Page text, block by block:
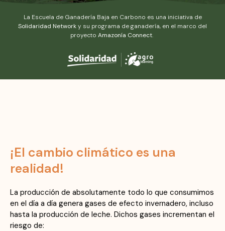
La Escuela de Ganadería Baja en Carbono es una iniciativa de
Solidaridad Networky su programa de ganadería, en el marco del
proyecto Amazonía Connect.
¡El cambio climático es una
realidad!
La producción de absolutamente todo lo que consumimos
en el día a día genera gases de efecto invernadero, incluso
hasta la producción de leche. Dichos gases incrementan el
riesgo de: